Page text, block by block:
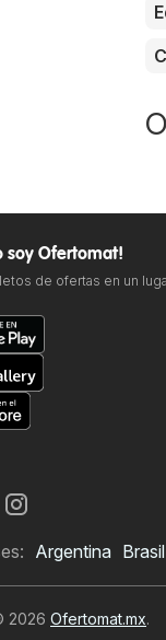
soy Ofertomat!
de ofertas en un
Argentina Brasil
2026 Ofertomat.mx.